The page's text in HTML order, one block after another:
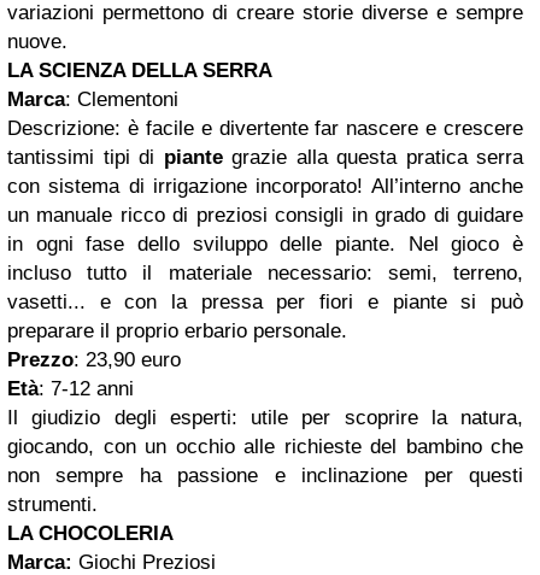
variazioni permettono di creare storie diverse e sempre
nuove.
LA SCIENZA DELLA SERRA
Marca: Clementoni
Descrizione: è facile e divertente far nascere e crescere
tantissimi tipi di piantegrazie alla questa pratica serra
con sistema di irrigazione incorporato! All’interno anche
un manuale ricco di preziosi consigli in grado di guidare
in ogni fase dello sviluppo delle piante. Nel gioco è
incluso tutto il materiale necessario: semi, terreno,
vasetti... e con la pressa per fiori e piante si può
preparare il proprio erbario personale.
Prezzo: 23,90 euro
Età: 7-12 anni
Il giudizio degli esperti: utile per scoprire la natura,
giocando, con un occhio alle richieste del bambino che
non sempre ha passione e inclinazione per questi
strumenti.
LA CHOCOLERIA
Marca: Giochi Preziosi